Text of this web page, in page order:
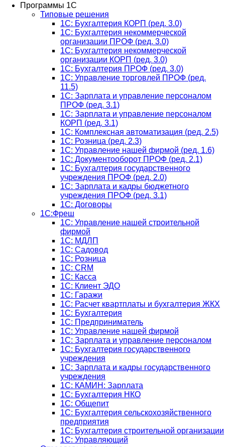
Программы 1С
Типовые решения
1C: Бухгалтерия КОРП (ред. 3.0)
1С: Бухгалтерия некоммерческой
организации ПРОФ (ред. 3.0)
1С: Бухгалтерия некоммерческой
организации КОРП (ред. 3.0)
1C: Бухгалтерия ПРОФ (ред. 3.0)
1C: Управление торговлей ПРОФ (ред.
11.5)
1C: Зарплата и управление персоналом
ПРОФ (ред. 3.1)
1C: Зарплата и управление персоналом
КОРП (ред. 3.1)
1C: Комплексная автоматизация (ред. 2.5)
1С: Розница (ред. 2.3)
1С: Управление нашей фирмой (ред. 1.6)
1С: Документооборот ПРОФ (ред. 2.1)
1C: Бухгалтерия государственного
учреждения ПРОФ (ред. 2.0)
1C: Зарплата и кадры бюджетного
учреждения ПРОФ (ред. 3.1)
1С: Договоры
1С:Фреш
1С: Управление нашей строительной
фирмой
1С: МДЛП
1С: Садовод
1С: Розница
1C: CRM
1C: Касса
1С: Клиент ЭДО
1С: Гаражи
1C: Расчет квартплаты и бухгалтерия ЖКХ
1C: Бухгалтерия
1C: Предприниматель
1C: Управление нашей фирмой
1C: Зарплата и управление персоналом
1C: Бухгалтерия государственного
учреждения
1C: Зарплата и кадры государственного
учреждения
1C: КАМИН: Зарплата
1C: Бухгалтерия НКО
1С: Общепит
1С: Бухгалтерия сельскохозяйст­венного
предприятия
1С: Бухгалтерия строительной организации
1С: Управляющий